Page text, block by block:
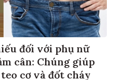
đối với phụ nữ
cân: Chúng giúp
cơ và đốt cháy